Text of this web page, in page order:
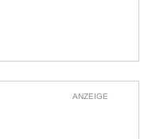
ANZEIGE